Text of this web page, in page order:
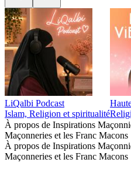
LiQalbi Podcast
Islam, Religion et spiritualité
À propos de Inspirations
Maçonneries et les Franc Macons
À propos de Inspirations
Maçonneries et les Franc Macons